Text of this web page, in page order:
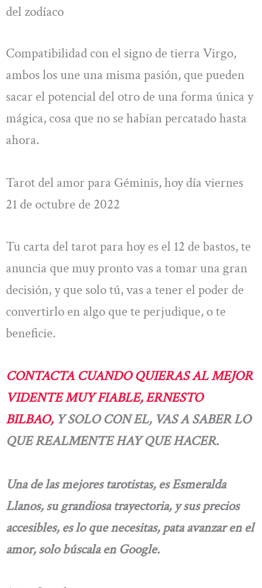
del zodíaco
Compatibilidad con el signo de tierra Virgo,
ambos los une una misma pasión, que pueden
sacar el potencial del otro de una forma única y
mágica, cosa que no se habían percatado hasta
ahora.
Tarot del amor para Géminis, hoy día viernes
21 de octubre de 2022
Tu carta del tarot para hoy es el 12 de bastos, te
anuncia que muy pronto vas a tomar una gran
decisión, y que solo tú, vas a tener el poder de
convertirlo en algo que te perjudique, o te
beneficie.
CONTACTA CUANDO QUIERAS AL MEJOR
VIDENTE MUY FIABLE, ERNESTO
BILBAO,Y SOLO CON EL, VAS A SABER LO
QUE REALMENTE HAY QUE HACER.
Una de las mejores tarotistas, es Esmeralda
Llanos, su grandiosa trayectoria, y sus precios
accesibles, es lo que necesitas, pata avanzar en el
amor, solo búscala en Google.